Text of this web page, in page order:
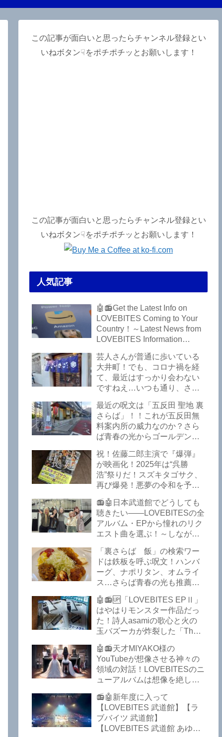
この記事が面白いと思ったらチャンネル登録とい
いねボタン☟をポチポチッとお願いします！
この記事が面白いと思ったらチャンネル登録とい
いねボタン☟をポチポチッとお願いします！
人気記事
🤖📻Get the Latest Info on
LOVEBITES Coming to Your
Country！～Latest News from
LOVEBITES Information
芸人さんが普通に歩いている
大井町！でも、コロナ禍を経
て、最近はすっかり会わない
ですねえ…いつも通り、さぼ
から飲んできました。私以外
にもLOVEBITESファンが数名
いるようですよ笑
最近の呪文は「五反田 聖地 裏
さらば」！！これが五反田無
料案内所の威力なのか？さら
ば青春の光からゴールデンウ
いた！激安の肉の刺し盛りが
美味い！酒もぶっちぎりで安
い！本格焼鳥 五反田「富士
屋」がオープンから３カ月で
ごった返しているぞ！【さら
ば青春の光 五反田 グルメ】
祝！佐藤二郎主演で『爆弾』
が映画化！2025年は“呉勝
浩”祭りだ！スズキタゴサク、
再び爆発！悪夢の令和を予言
２』が不気味な存在感で他を
圧倒した！異形の家族小説
『Q』も文句なしだぞ！～
2025年版「このミステリーが
すごい！」
📻🤖日本武道館でどうしても
聴きたい――LOVEBITESの全
アルバム・EPから憧れのリク
エスト曲を選ぶ！～しながわ
武道館】【ラブバイツ 武道
館】【LOVEBITES 武道館 セ
トリ】【LOVEBITES リクエ
スト曲】【LOVEBITES
Inspire】【LOVEBITES Under
The Red Sky】【LOVEBITES
Epilogue】【LOVEBITES
Today Is The Day】
【LOVEBITES Dystopia
Symphony】【LOVEBITES
My Orion】【LOVEBITES
Lost In The Garden】
【LOVEBITES The Bell In
Of Control】【LOVEBITES
The Eve Of Change】
「裏さらば 飯」の検索ワー
ドは鉄板を呼ぶ呪文！ハンバ
ーグ、ナポリタン、オムライ
ス…さらば青春の光も推薦！
定のお子様ランチを食ってき
たよ！【さらば青春の光 五反
田 グルメ】
🤖📻🆙「LOVEBITES EPⅡ」
はやはりモンスター作品だっ
た！詩人asamiの歌心と火の
玉バズーカが炸裂した「The
のだぞ！～しながわロックラ
ジオ【追記あり】
🤖📻天才MIYAKO様の
YouTubeが想像させる神々の
領域の対話！LOVEBITESのニ
ューアルバムは想像を絶して
玉てやんでい、D-A-Dの新
曲、ブルース・ディッキンソ
ン情報などです～しながわロ
ックラジオ【追記複数あり】
📻🤖新年度に入って
【LOVEBITES 武道館】【ラ
ブバイツ 武道館】
【LOVEBITES 武道館 あゆ